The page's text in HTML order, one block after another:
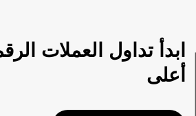
أعلى